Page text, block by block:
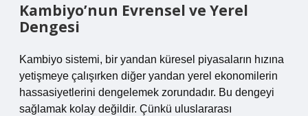
Kambiyo’nun Evrensel ve Yerel
Dengesi
Kambiyo sistemi, bir yandan küresel piyasaların hızına
yetişmeye çalışırken diğer yandan yerel ekonomilerin
hassasiyetlerini dengelemek zorundadır. Bu dengeyi
sağlamak kolay değildir. Çünkü uluslararası